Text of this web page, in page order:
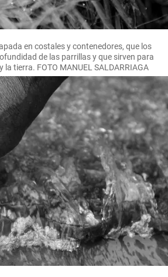
en costales y contenedores, que los
de las parrillas y que sirven para
la tierra. FOTO MANUEL SALDARRIAGA